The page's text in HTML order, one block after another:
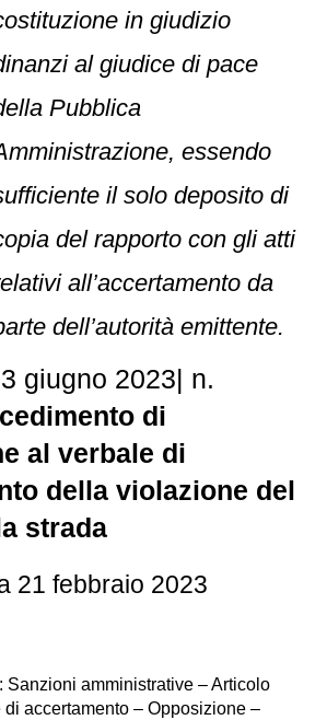
in giudizio
al giudice di pace
Pubblica
essendo
il solo deposito di
del rapporto con gli atti
all’accertamento da
dell’autorità emittente.
giugno 2023| n.
di
al verbale di
della violazione del
strada
21 febbraio 2023
Sanzioni amministrative – Articolo
di accertamento – Opposizione –